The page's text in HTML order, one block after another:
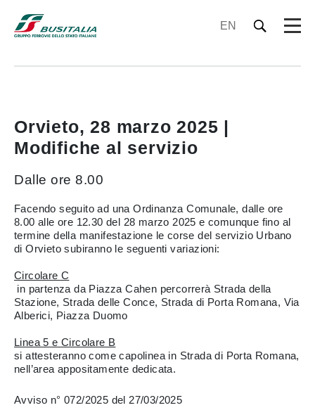
EN
Orvieto, 28 marzo 2025 |
Modifiche al servizio
Dalle ore 8.00
Facendo seguito ad una Ordinanza Comunale, dalle ore
8.00 alle ore 12.30 del 28 marzo 2025 e comunque fino al
termine della manifestazione le corse del servizio Urbano
di Orvieto subiranno le seguenti variazioni:
Circolare C
in partenza da Piazza Cahen percorrerà Strada della
Stazione, Strada delle Conce, Strada di Porta Romana, Via
Alberici, Piazza Duomo
Linea 5 e Circolare B
si attesteranno come capolinea in Strada di Porta Romana,
nell’area appositamente dedicata.
Avviso n° 072/2025 del 27/03/2025